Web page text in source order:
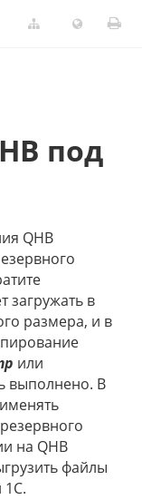
под
QHB
загружать в
размера, и в
или
выполнено. В
на QHB
файлы
1С.